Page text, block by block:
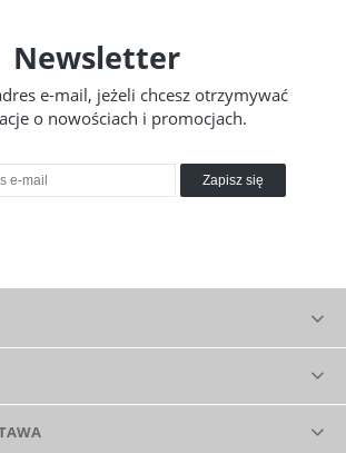
Newsletter
e-mail, jeżeli chcesz otrzymywać
o nowościach i promocjach.
Zapisz się